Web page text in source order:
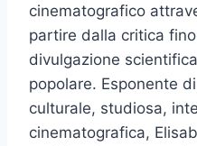
cinematografico
partire dalla critica
divulgazione
popolare. Esponente
culturale, studiosa,
cinematografica,